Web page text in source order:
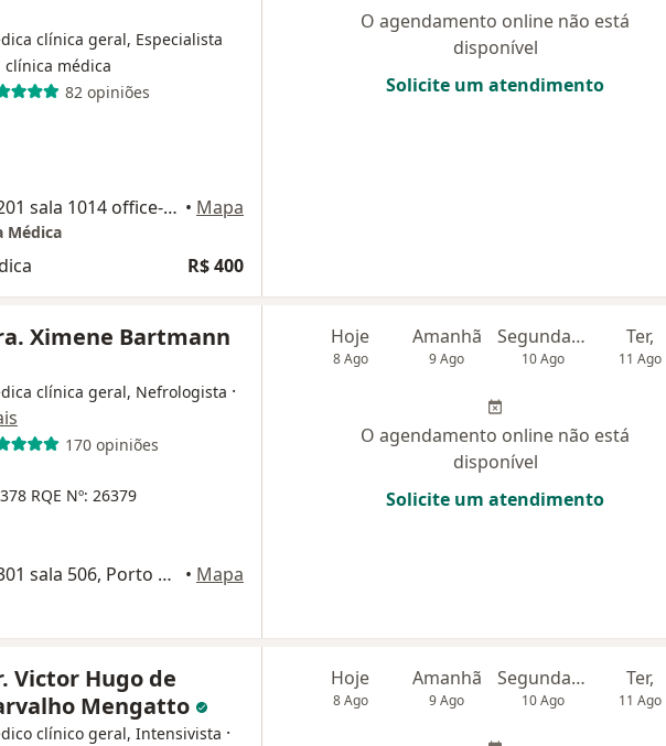
clínica geral, Especialista
clínica médica
82 opiniões
Rua Gomes Jardim 201 sala 1014 office- Medplex Santana, Porto Alegre • Mapa
Médica
R$ 400
O agendamento online não está
disponível
Solicite um atendimento
Ximene Bartmann
clínica geral, Nefrologista ·
170 opiniões
RQE Nº: 26379
Rua Gomes Jardim 301 sala 506, Porto Alegre
• Mapa
Hoje
8 Ago
Amanhã
9 Ago
Segunda-feira
10 Ago
Ter,
11 Ago
O agendamento online não está
disponível
Solicite um atendimento
Victor Hugo de
Mengatto
clínico geral, Intensivista ·
Hoje
8 Ago
Amanhã
9 Ago
Segunda-feira
10 Ago
Ter,
11 Ago